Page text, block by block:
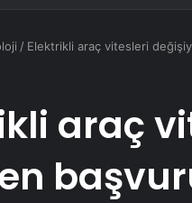
/ Elektrikli araç vitesleri
araç